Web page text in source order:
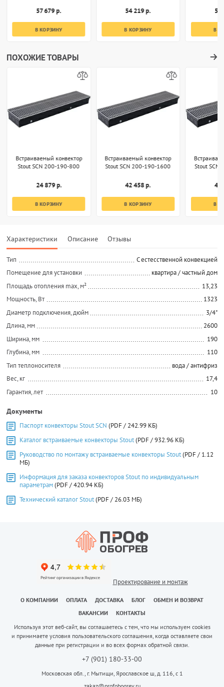
57 679 р.
В КОРЗИНУ
54 219 р.
В КОРЗИНУ
50
В
ПОХОЖИЕ ТОВАРЫ
Встраиваемый конвектор
Stout SCN 200-190-800
24 879 р.
В КОРЗИНУ
Встраиваемый конвектор
Stout SCN 200-190-1600
42 458 р.
В КОРЗИНУ
Stout
49
В
Характеристики Описание Отзывы
Тип
C естесственной конвекцией
Помещение для установки
квартира / частный дом
Площадь отопления max, м²
13,23
Мощность, Вт
1323
Диаметр подключения, дюйм
3/4"
Длина, мм
2600
Ширина, мм
190
Глубина, мм
110
Тип теплоносителя
вода / антифриз
Вес, кг
17,4
Гарантия, лет
10
Документы
Паспорт конвекторы Stout SCN (PDF / 242.99 КБ)
Каталог встраиваемые конвекторы Stout(PDF / 932.96 КБ)
Руководство по монтажу встраиваемые конвекторы Stout(PDF / 1.12
МБ)
Информация для заказа конвекторов Stout по индивидуальным
параметрам(PDF / 420.94 КБ)
Технический каталог Stout(PDF / 26.03 МБ)
Проектирование и монтаж
О КОМПАНИИ ОПЛАТА ДОСТАВКА БЛОГ
ОБМЕН И ВОЗВРАТ
ВАКАНСИИ
КОНТАКТЫ
Используя этот веб-сайт, вы соглашаетесь с тем, что мы используем cookies
и принимаете условия пользовательского соглашения, когда оставляете свои
данные при регистрации и во всех формах обратной связи.
+7 (901) 180-33-00
Московская обл., г. Мытищи, Ярославское ш, д. 116, с 1